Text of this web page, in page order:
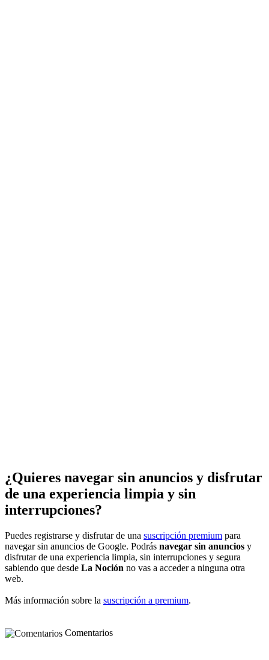
¿Quieres navegar sin anuncios y disfrutar
de una experiencia limpia y sin
interrupciones?
Puedes registrarse y disfrutar de una suscripción premium para
navegar sin anuncios de Google. Podrás navegar sin anuncios y
disfrutar de una experiencia limpia, sin interrupciones y segura
sabiendo que desde La Noción no vas a acceder a ninguna otra
web.
Más información sobre la suscripción a premium.
Comentarios